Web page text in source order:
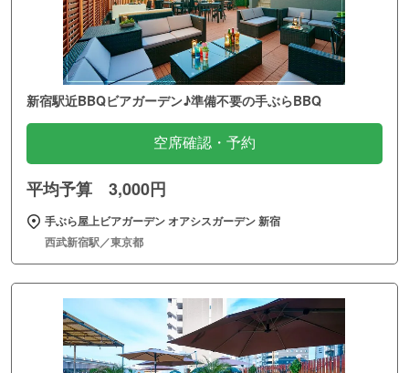
新宿駅近BBQビアガーデン♪準備不要の手ぶらBBQ
空席確認・予約
平均予算 3,000円
手ぶら屋上ビアガーデン オアシスガーデン 新宿
西武新宿駅／東京都